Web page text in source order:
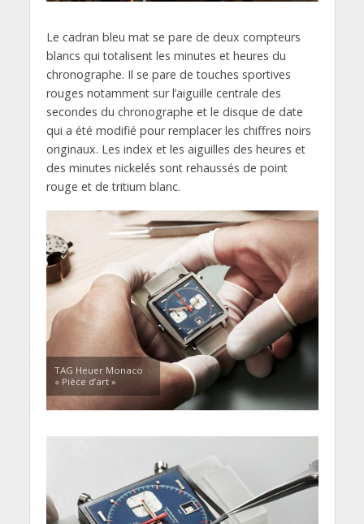
Le cadran bleu mat se pare de deux compteurs
blancs qui totalisent les minutes et heures du
chronographe. Il se pare de touches sportives
rouges notamment sur l’aiguille centrale des
secondes du chronographe et le disque de date
qui a été modifié pour remplacer les chiffres noirs
originaux. Les index et les aiguilles des heures et
des minutes nickelés sont rehaussés de point
rouge et de tritium blanc.
TAG Heuer Monaco
« Pièce d’art »